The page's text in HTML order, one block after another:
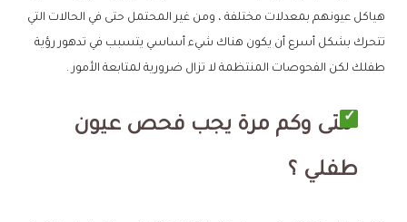
هياكل عيونهم بمعدلات مختلفة ، ومن غير المحتمل حتى في الحالات التي
تتحرك بشكل أسرع أن يكون هناك شيء أساسي يتسبب في تدهور رؤية
طفلك لكن الفحوصات المنتظمة لا تزال ضرورية لمتابعة الأمور .
متى وكم مرة يجب فحص عيون
طفلي ؟